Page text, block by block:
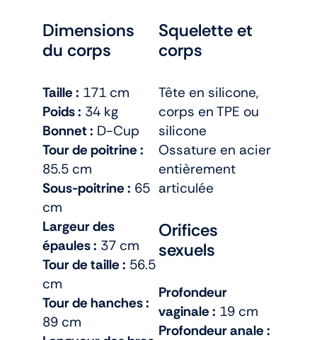
Dimensions
du corps
Taille : 171 cm
Poids : 34 kg
Bonnet : D-Cup
Tour de poitrine :
85.5 cm
Sous-poitrine : 65
cm
Largeur des
épaules : 37 cm
Tour de taille : 56.5
cm
Tour de hanches :
89 cm
Squelette et
corps
Tête en silicone,
corps en TPE ou
silicone
Ossature en acier
entièrement
articulée
Orifices
sexuels
Profondeur
vaginale : 19 cm
Profondeur anale :